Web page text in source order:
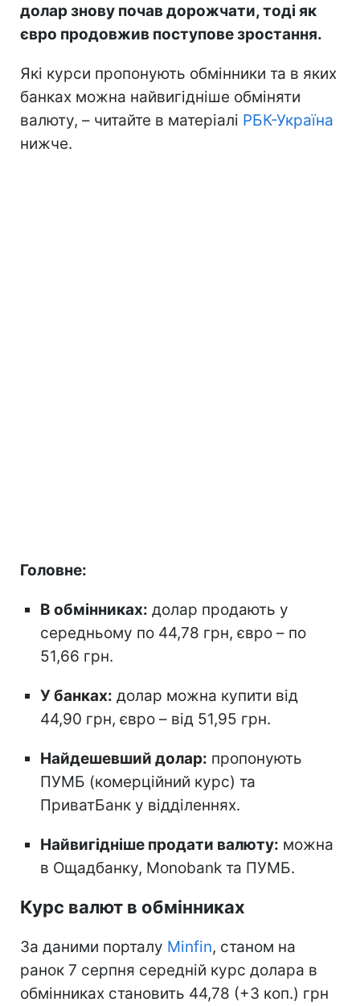
долар знову почав дорожчати, тоді як
євро продовжив поступове зростання.
Які курси пропонують обмінники та в яких
банках можна найвигідніше обміняти
валюту, – читайте в матеріалі РБК-Україна
нижче.
Головне:
В обмінниках: долар продають у
середньому по 44,78 грн, євро – по
51,66 грн.
У банках: долар можна купити від
44,90 грн, євро – від 51,95 грн.
Найдешевший долар: пропонують
ПУМБ (комерційний курс) та
ПриватБанк у відділеннях.
Найвигідніше продати валюту: можна
в Ощадбанку, Monobank та ПУМБ.
Курс валют в обмінниках
За даними порталу Minfin, станом на
ранок 7 серпня середній курс долара в
обмінниках становить 44,78 (+3 коп.) грн